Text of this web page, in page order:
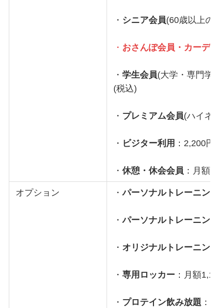
・ シニア会員(60歳以上の
・ おさんぽ会員・カーデ
・学生会員(大学・専門学
(税込)
・ プレミアム会員(ハイネ
・ ビジター利用 ：2,200円
・休憩・休会会員 ：月額
オプション ・パーソナルトレーニング
・パーソナルトレーニング
・ オリジナルトレーニン
・専用ロッカー ：月額
・ プロテイン飲み放題 ：